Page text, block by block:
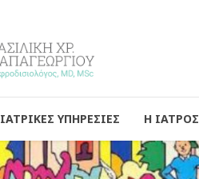
ΙΑΤΡΙΚΕΣ ΥΠΗΡΕΣΙΕΣ Η ΙΑΤΡΟΣ